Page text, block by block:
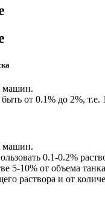
машин.
от 0.1% до 2%,
машин.
0.1-0.2%
5-10% от объема
раствора и от